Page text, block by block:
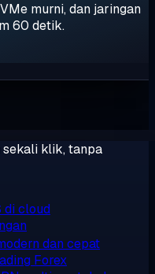
murni, dan jaringan
60 detik.
klik, tanpa
di cloud
dan cepat
Forex